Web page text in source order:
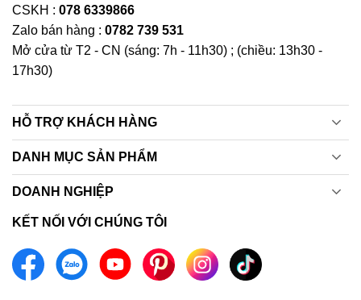
CSKH : 078 6339866
Zalo bán hàng : 0782 739 531
Mở cửa từ T2 - CN (sáng: 7h - 11h30) ; (chiều: 13h30 -
17h30)
HỖ TRỢ KHÁCH HÀNG
DANH MỤC SẢN PHẨM
DOANH NGHIỆP
KẾT NỐI VỚI CHÚNG TÔI